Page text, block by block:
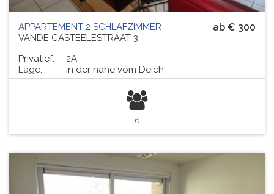
ab € 300
APPARTEMENT 2 SCHLAFZIMMER
VANDE CASTEELESTRAAT 3
Privatief:
2A
Lage:
in der nahe vom Deich
6